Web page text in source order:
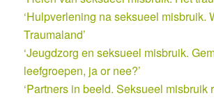
‘Hulpverlening na seksueel misbruik.
Traumaland’
‘Jeugdzorg en seksueel misbruik.
leefgroepen, ja or nee?’
‘Partners in beeld. Seksueel misbruik